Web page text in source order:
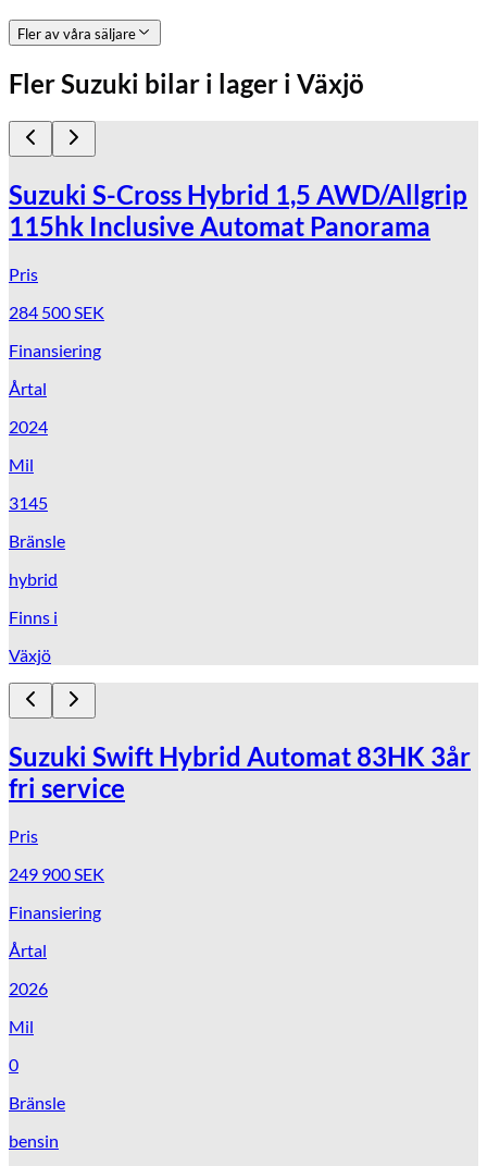
Fler av våra säljare
FlerSuzuki bilar i lager i Växjö
Suzuki S-Cross Hybrid 1,5 AWD/Allgrip
115hk Inclusive Automat Panorama
Pris
284 500SEK
Finansiering
Årtal
2024
Mil
3145
Bränsle
hybrid
Finns i
Växjö
Suzuki Swift Hybrid Automat 83HK 3år
fri service
Pris
249 900 SEK
Finansiering
Årtal
2026
Mil
0
Bränsle
bensin